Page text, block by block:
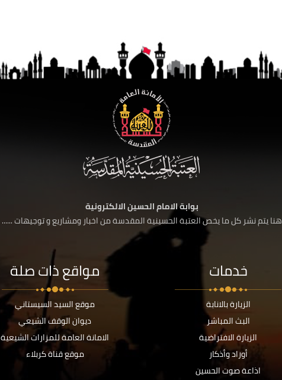
بوابة الامام الحسين الالكترونية
هنا يتم نشر كل ما يخص العتبة الحسينية المقدسة من اخبار ومشاريع و توجيهات ......
خدمات
الزيارة بالانابة
البث المباشر
الزيارة الافتراضية
أوراد وأذكار
اذاعة صوت الحسين
مواقع ذات صلة
موقع السيد السيستاني
ديوان الوقف الشيعي
الامانة العامة للمزارات الشيعية
موقع قناة كربلاء